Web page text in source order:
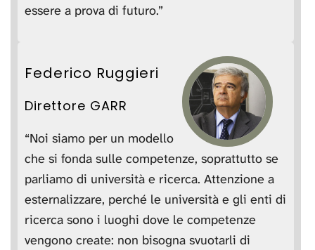
essere a prova di futuro.”
Federico Ruggieri
Direttore GARR
“Noi siamo per un modello
che si fonda sulle competenze, soprattutto se
parliamo di università e ricerca. Attenzione a
esternalizzare, perché le università e gli enti di
ricerca sono i luoghi dove le competenze
vengono create: non bisogna svuotarli di